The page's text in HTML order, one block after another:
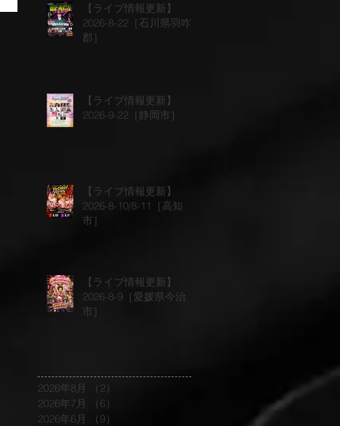
【ライブ情報更新】
2026-8-22［石川県羽咋
郡］
【ライブ情報更新】
2026-9-22［静岡市］
【ライブ情報更新】
2026-8-10/8-11［高知
市］
【ライブ情報更新】
2026-8-9［愛媛県今治
市］
2026年8月 （2）
2026年7月
（6）
2026年6月
（9）